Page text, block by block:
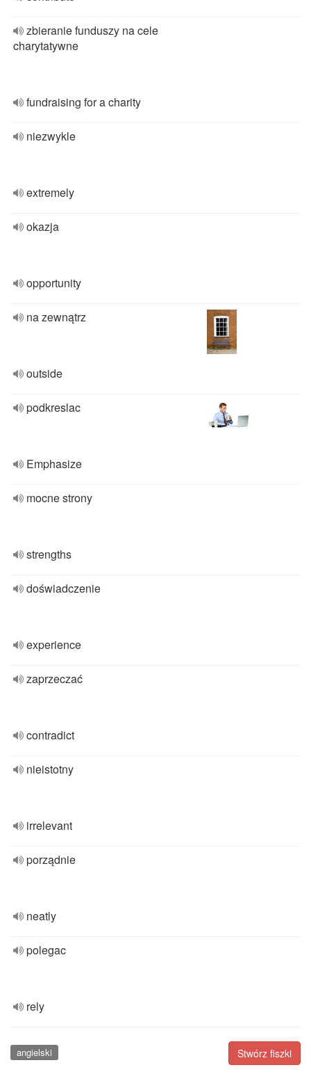
zbieranie funduszy na cele
charytatywne
fundraising for a charity
niezwykle
extremely
okazja
opportunity
na zewnątrz
outside
podkreslac
Emphasize
mocne strony
strengths
doświadczenie
experience
zaprzeczać
contradict
nieistotny
irrelevant
porządnie
neatly
polegac
rely
Stwórz fiszki
angielski